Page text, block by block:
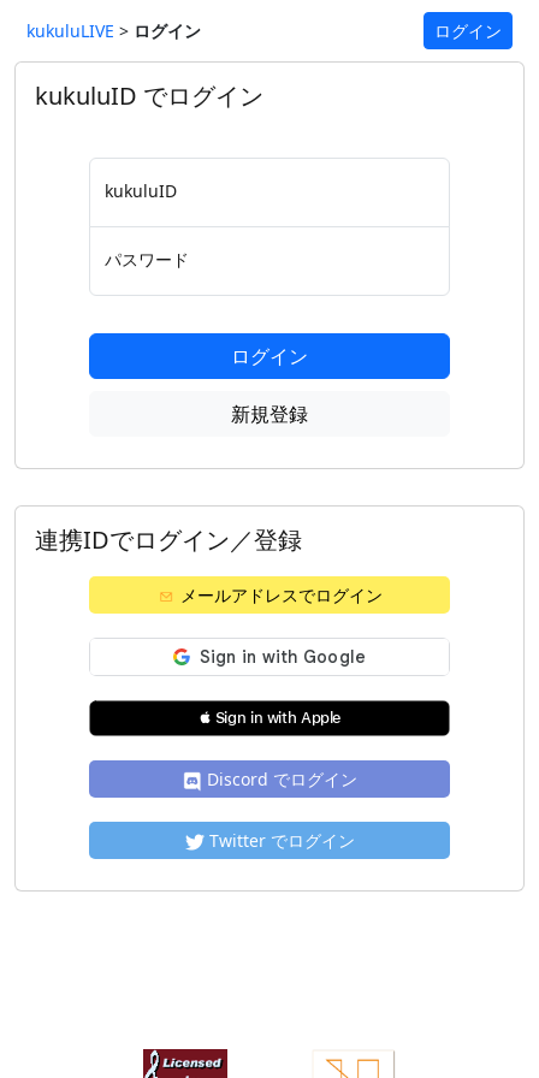
kukuluLIVE > ログイン ログイン
kukuluID でログイン
kukuluID
パスワード
ログイン
新規登録
連携IDでログイン／登録
メールアドレスでログイン
 Sign in with Apple
Discord でログイン
Twitter でログイン